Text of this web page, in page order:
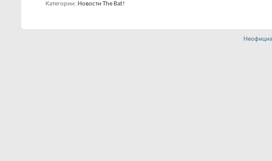
Категории Новости The Bat!